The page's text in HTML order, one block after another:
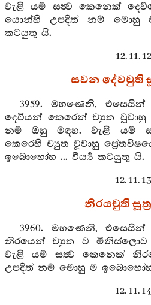
වැළි යම් සත්‍ව කෙනෙක්
යොන්හි උපදිත් නම් මොහු
කටයුතු යි.
12. 11.
සවන දේවචුති
3959. මහණෙනි,
දෙවියන් කෙරෙන් ච්‍යුත
නම් ඔහු මඳහ. වැළි යම්
කෙරෙහි ච්‍යුත වූවාහු
ඉබොහෝහ ... වීර්‍ය්‍ය කටයුතු යි.
12. 11.
නිරයචුති
3960. මහණෙනි,
නිරයෙන් ච්‍යුත ව
වැළි යම් සත්‍ව කෙනෙක්
උපදිත් නම් මොහු ම ඉබොහෝහ
12. 11.